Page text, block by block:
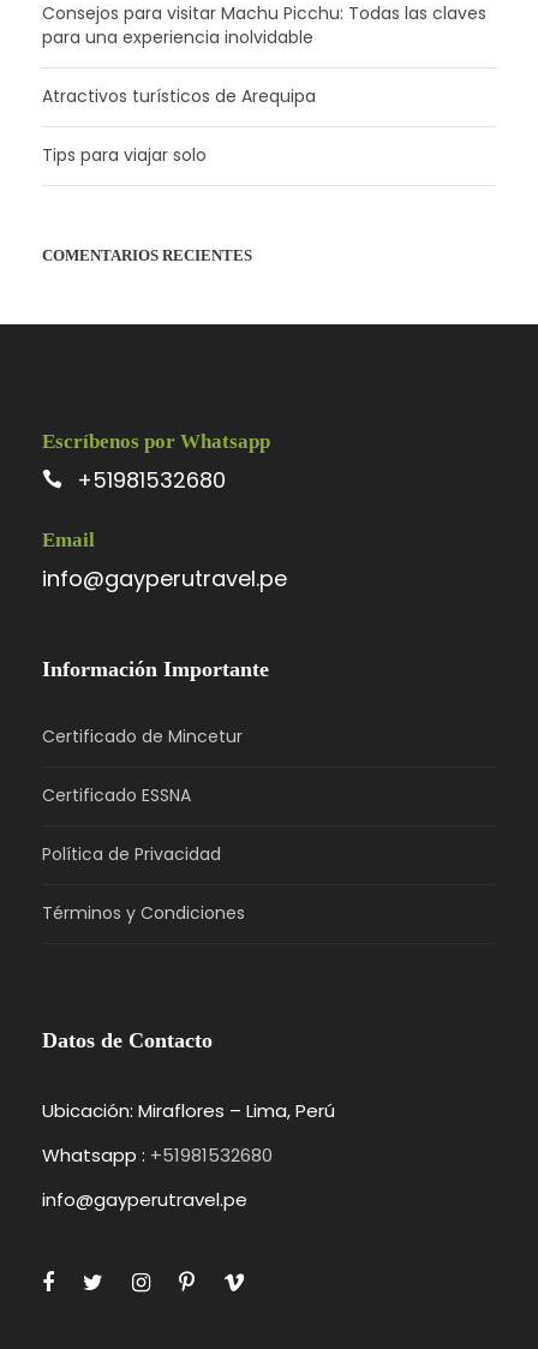
Consejos para visitar Machu Picchu: Todas las claves
para una experiencia inolvidable
Atractivos turísticos de Arequipa
Tips para viajar solo
COMENTARIOS RECIENTES
Escríbenos por Whatsapp
+51981532680
Email
info@gayperutravel.pe
Información Importante
Certificado de Mincetur
Certificado ESSNA
Política de Privacidad
Términos y Condiciones
Datos de Contacto
Ubicación: Miraflores – Lima, Perú
Whatsapp : +51981532680
info@gayperutravel.pe